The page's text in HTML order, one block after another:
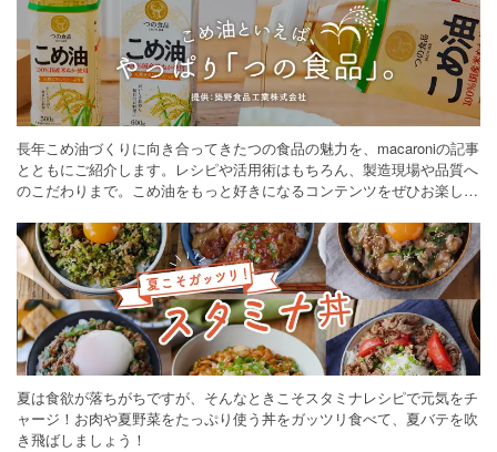
長年こめ油づくりに向き合ってきたつの食品の魅力を、macaroniの記事
とともにご紹介します。レシピや活用術はもちろん、製造現場や品質へ
のこだわりまで。こめ油をもっと好きになるコンテンツをぜひお楽しみ
夏は食欲が落ちがちですが、そんなときこそスタミナレシピで元気をチ
ャージ！お肉や夏野菜をたっぷり使う丼をガッツリ食べて、夏バテを吹
き飛ばしましょう！